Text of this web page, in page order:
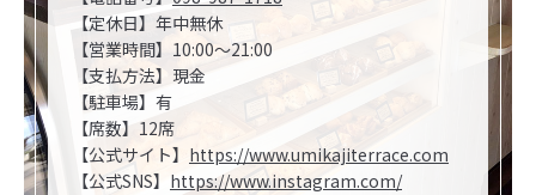
【定休日】年中無休
【営業時間】10:00～21:00
【支払方法】現金
【駐車場】有
【席数】12席
【公式サイト】 https://www.umikajiterrace.com
【公式SNS】 https://www.instagram.com/